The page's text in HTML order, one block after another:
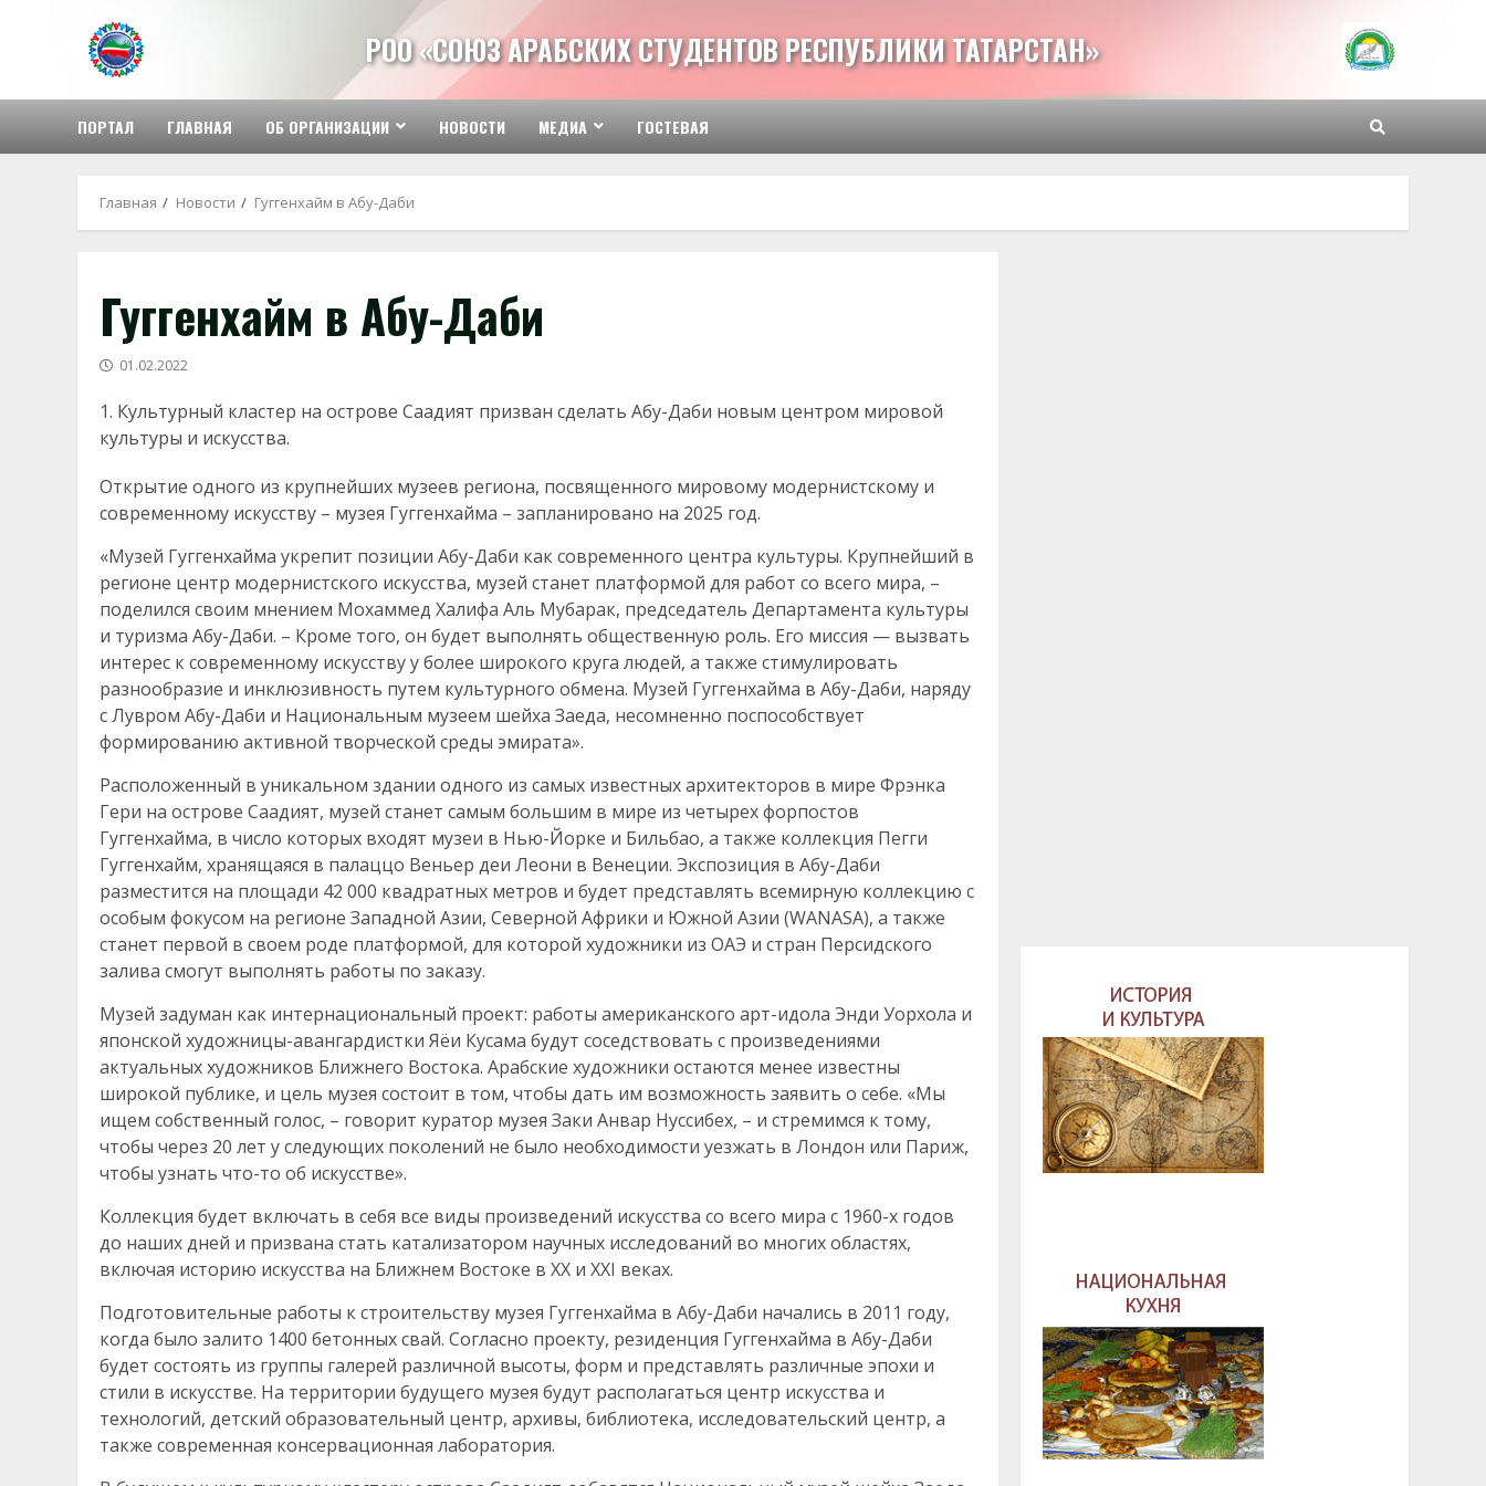
содержимому
РОО «СОЮЗ АРАБСКИХ СТУДЕНТОВ РЕСПУБЛИКИ ТАТАРСТАН»
ПОРТАЛ ГЛАВНАЯ ОБ ОРГАНИЗАЦИИ НОВОСТИ МЕДИА ГОСТЕВАЯ
Главная Новости Гуггенхайм в Абу-Даби
Гуггенхайм в Абу-Даби
01.02.2022
Культурный кластер на острове Саадият призван сделать Абу-Даби новым центром мировой
культуры и искусства.
Открытие одного из крупнейших музеев региона, посвященного мировому модернистскому и
современному искусству – музея Гуггенхайма – запланировано на 2025 год.
«Музей Гуггенхайма укрепит позиции Абу-Даби как современного центра культуры. Крупнейший в
регионе центр модернистского искусства, музей станет платформой для работ со всего мира, –
поделился своим мнением Мохаммед Халифа Аль Мубарак, председатель Департамента культуры
и туризма Абу-Даби. – Кроме того, он будет выполнять общественную роль. Его миссия — вызвать
интерес к современному искусству у более широкого круга людей, а также стимулировать
разнообразие и инклюзивность путем культурного обмена. Музей Гуггенхайма в Абу-Даби, наряду
с Лувром Абу-Даби и Национальным музеем шейха Заеда, несомненно поспособствует
формированию активной творческой среды эмирата».
Расположенный в уникальном здании одного из самых известных архитекторов в мире Фрэнка
Гери на острове Саадият, музей станет самым большим в мире из четырех форпостов
Гуггенхайма, в число которых входят музеи в Нью-Йорке и Бильбао, а также коллекция Пегги
Гуггенхайм, хранящаяся в палаццо Веньер деи Леони в Венеции. Экспозиция в Абу-Даби
разместится на площади 42 000 квадратных метров и будет представлять всемирную коллекцию с
особым фокусом на регионе Западной Азии, Северной Африки и Южной Азии (WANASA), а также
станет первой в своем роде платформой, для которой художники из ОАЭ и стран Персидского
залива смогут выполнять работы по заказу.
Музей задуман как интернациональный проект: работы американского арт-идола Энди Уорхола и
японской художницы-авангардистки Яёи Кусама будут соседствовать с произведениями
актуальных художников Ближнего Востока. Арабские художники остаются менее известны
широкой публике, и цель музея состоит в том, чтобы дать им возможность заявить о себе. «Мы
ищем собственный голос, – говорит куратор музея Заки Анвар Нуссибех, – и стремимся к тому,
чтобы через 20 лет у следующих поколений не было необходимости уезжать в Лондон или Париж,
чтобы узнать что-то об искусстве».
Коллекция будет включать в себя все виды произведений искусства со всего мира с 1960-х годов
до наших дней и призвана стать катализатором научных исследований во многих областях,
включая историю искусства на Ближнем Востоке в XX и XXI веках.
Подготовительные работы к строительству музея Гуггенхайма в Абу-Даби начались в 2011 году,
когда было залито 1400 бетонных свай. Согласно проекту, резиденция Гуггенхайма в Абу-Даби
будет состоять из группы галерей различной высоты, форм и представлять различные эпохи и
стили в искусстве. На территории будущего музея будут располагаться центр искусства и
технологий, детский образовательный центр, архивы, библиотека, исследовательский центр, а
также современная консервационная лаборатория.